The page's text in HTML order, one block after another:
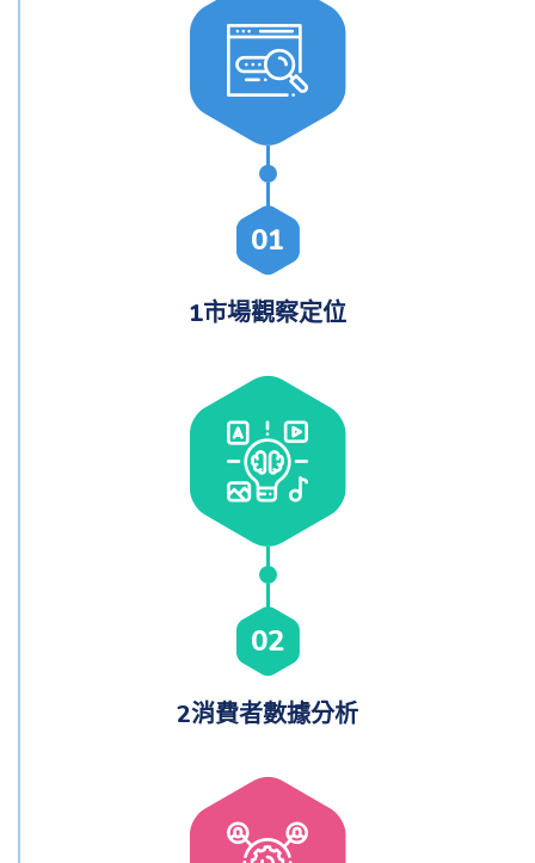
01
1市場觀察定位
02
2消費者數據分析